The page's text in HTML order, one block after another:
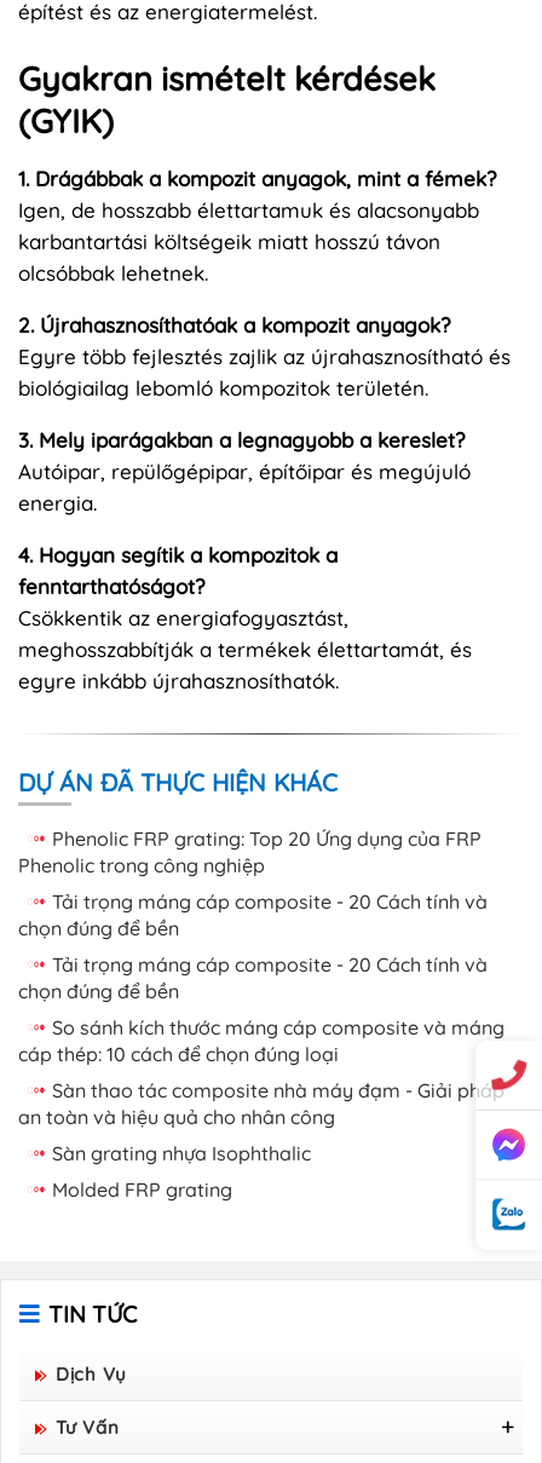
építést és az energiatermelést.
Gyakran ismételt kérdések
(GYIK)
1. Drágábbak a kompozit anyagok, mint a fémek?
Igen, de hosszabb élettartamuk és alacsonyabb
karbantartási költségeik miatt hosszú távon
olcsóbbak lehetnek.
2. Újrahasznosíthatóak a kompozit anyagok?
Egyre több fejlesztés zajlik az újrahasznosítható és
biológiailag lebomló kompozitok területén.
3. Mely iparágakban a legnagyobb a kereslet?
Autóipar, repülőgépipar, építőipar és megújuló
energia.
4. Hogyan segítik a kompozitok a
fenntarthatóságot?
Csökkentik az energiafogyasztást,
meghosszabbítják a termékek élettartamát, és
egyre inkább újrahasznosíthatók.
DỰ ÁN ĐÃ THỰC HIỆN KHÁC
Phenolic FRP grating: Top 20 Ứng dụng của FRP
Phenolic trong công nghiệp
Tải trọng máng cáp composite - 20 Cách tính và
chọn đúng để bền
Tải trọng máng cáp composite - 20 Cách tính và
chọn đúng để bền
So sánh kích thước máng cáp composite và máng
cáp thép: 10 cách để chọn đúng loại
Sàn thao tác composite nhà máy đạm - Giải pháp
an toàn và hiệu quả cho nhân công
Sàn grating nhựa Isophthalic
Molded FRP grating
TIN TỨC
Dịch Vụ
Tư Vấn